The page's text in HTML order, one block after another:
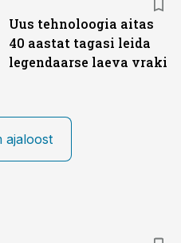
Uus tehnoloogia aitas
40 aastat tagasi leida
legendaarse laeva vraki
ajaloost